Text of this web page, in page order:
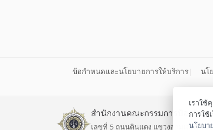
ข้อกำหนดและนโยบายการให้บริการ นโ
สำนักงานคณะกรรมการป้องกันแ
เลขที่ 5 ถนนดินแดง แขวงสามเสนใน
เราใช้
การใช้
นโยบา